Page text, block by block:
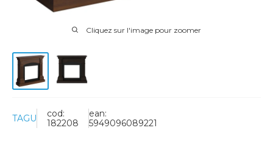
Cliquez sur l'image pour zoomer
TAGU
cod:
182208
ean:
5949096089221